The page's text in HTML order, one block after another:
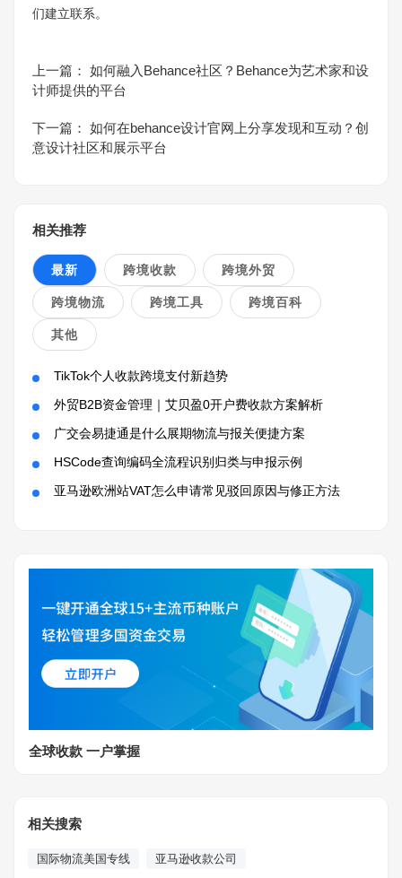
们建立联系。
上一篇： 如何融入Behance社区？Behance为艺术家和设
计师提供的平台
下一篇： 如何在behance设计官网上分享发现和互动？创
意设计社区和展示平台
相关推荐
最新 跨境收款 跨境外贸
跨境物流 跨境工具 跨境百科
其他
TikTok个人收款跨境支付新趋势
外贸B2B资金管理｜艾贝盈0开户费收款方案解析
广交会易捷通是什么展期物流与报关便捷方案
HSCode查询编码全流程识别归类与申报示例
亚马逊欧洲站VAT怎么申请常见驳回原因与修正方法
全球收款 一户掌握
相关搜索
国际物流美国专线 亚马逊收款公司